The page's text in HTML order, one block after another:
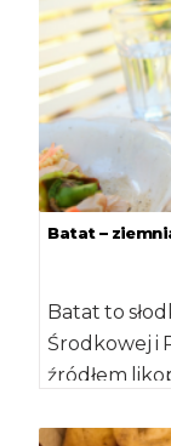
Batat –
Batat to
Środkowej i
źródłem